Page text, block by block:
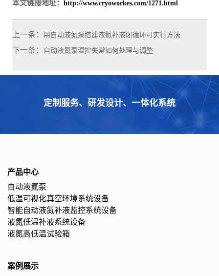
本文链接地址： http://www.cryoworkes.com/1271.html
上一条： 用自动液氮泵搭建液氮补液闭循环可实行方法
下一条： 自动液氮泵温控失常如何处理与调整
定制服务、研发设计、一体化系统
产品中心
自动液氮泵
低温可视化真空环境系统设备
智能自动液氮补液监控系统设备
液氮低温补液系统设备
液氮高低温试验箱
案例展示